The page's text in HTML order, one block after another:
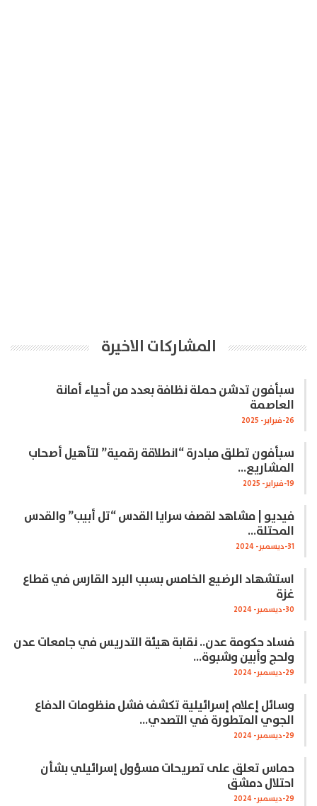
المشاركات الاخيرة
سبأفون تدشن حملة نظافة بعدد من أحياء أمانة
العاصمة
26-فبراير- 2025
سبأفون تطلق مبادرة “انطلاقة رقمية” لتأهيل أصحاب
المشاريع…
19-فبراير- 2025
فيديو | مشاهد لقصف سرايا القدس “تل أبيب” والقدس
المحتلة…
31-ديسمبر- 2024
استشهاد الرضيع الخامس بسبب البرد القارس في قطاع
غزة
30-ديسمبر- 2024
فساد حكومة عدن.. نقابة هيئة التدريس في جامعات عدن
ولحج وأبين وشبوة…
29-ديسمبر- 2024
وسائل إعلام إسرائيلية تكشف فشل منظومات الدفاع
الجوي المتطورة في التصدي…
29-ديسمبر- 2024
حماس تعلق على تصريحات مسؤول إسرائيلي بشأن
احتلال دمشق
29-ديسمبر- 2024